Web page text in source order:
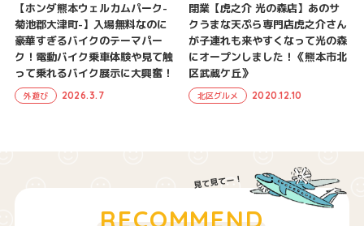
【ホンダ熊本ウェルカムパーク-
菊池郡大津町-】入場無料なのに
豪華すぎるバイクのテーマパー
ク！電動バイク乗車体験や見て触
って乗れるバイク展示に大興奮！
外遊び 2026.3.7
閉業【虎之介 光の森店】あのサ
クうまな天ぷら専門店虎之介さん
が子連れも来やすくなって光の森
にオープンしました！《熊本市北
区武蔵ケ丘》
北区グルメ 2020.12.10
RECOMMEND